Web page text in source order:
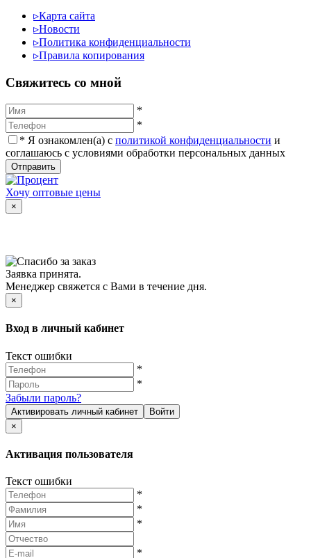
▹Карта сайта
▹Новости
▹Политика конфиденциальности
▹Правила копирования
Cвяжитесь со мной
*
*
* Я ознакомлен(а) с политикой конфиденциальности и
соглашаюсь с условиями обработки персональных данных
Отправить
Хочу оптовые цены
×
Заявка принята.
Менеджер свяжется с Вами в течение дня.
×
Вход в личный кабинет
Текст ошибки
*
*
Забыли пароль?
Активировать личный кабинет
Войти
×
Активация пользователя
Текст ошибки
*
*
*
*